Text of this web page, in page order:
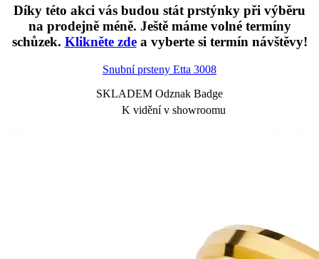
Díky této akci vás budou stát prstýnky při výběru
na prodejně méně. Ještě máme volné termíny
schůzek. Klikněte zdea vyberte si termín návštěvy!
Snubní prsteny Etta 3008
SKLADEM Odznak Badge
K vidění v showroomu